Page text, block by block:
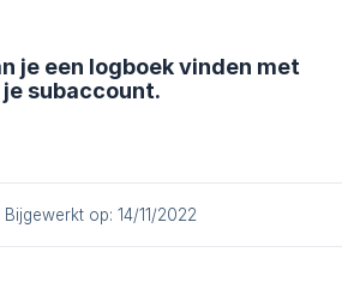
je een logboek vinden met
subaccount.
Bijgewerkt op: 14/11/2022